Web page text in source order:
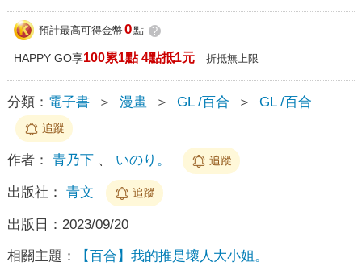
預計最高可得金幣 0點 ?
HAPPY GO享100累1點 4點抵1元 折抵無上限
分類： 電子書 ＞ 漫畫 ＞ GL /百合 ＞ GL /百合
追蹤
作者： 青乃下、 いのり。 追蹤
出版社： 青文 追蹤
出版日： 2023/09/20
相關主題： 【百合】我的推是壞人大小姐。